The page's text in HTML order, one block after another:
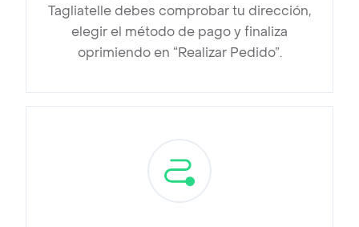
Tagliatelle debes comprobar tu dirección,
elegir el método de pago y finaliza
oprimiendo en “Realizar Pedido”.